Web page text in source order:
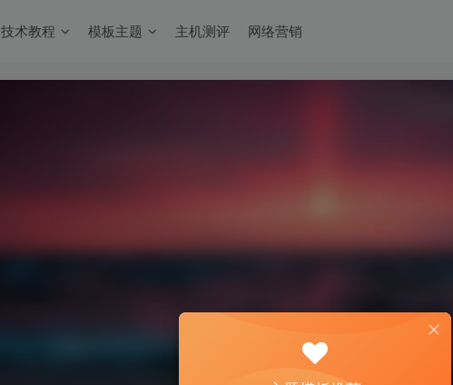
技术教程 模板主题 主机测评 网络营销